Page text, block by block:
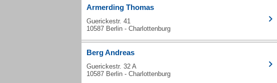
Armerding Thomas
Guerickestr. 41
10587 Berlin - Charlottenburg
Berg Andreas
Guerickestr. 32 A
10587 Berlin - Charlottenburg